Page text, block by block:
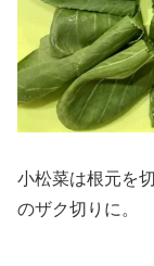
小松菜は根元を
のザク切りに。